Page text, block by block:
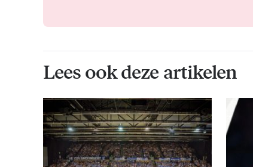
Lees ook deze artikelen